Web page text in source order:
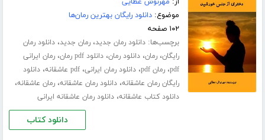
موضوع:دانلود رایگان بهترین رمان‌ها
۱۰۲ صفحه
برچسب‌ها:دانلود رمان جدید،رمان جدید،دانلود رمان
رایگان،رمان،دانلود رمان،دانلود pdf رمان ،رمان ایرانی
pdf،رمان pdf ،دانلود رمان ایرانی،pdf عاشقانه ،دانلود
رایگان رمان عاشقانه،دانلود رمان عاشقانه،رمان عاشقانه،
دانلود کتاب عاشقانه،دانلود رمان عاشقانه ایرانی
دانلود کتاب